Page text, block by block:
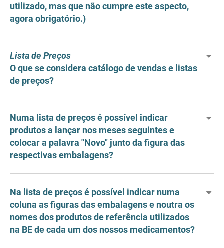
utilizado, mas que não cumpre este aspecto,
agora obrigatório.)
Lista de Preços
O que se considera catálogo de vendas e listas
de preços?
Numa lista de preços é possível indicar
produtos a lançar nos meses seguintes e
colocar a palavra "Novo" junto da figura das
respectivas embalagens?
Na lista de preços é possível indicar numa
coluna as figuras das embalagens e noutra os
nomes dos produtos de referência utilizados
na BE de cada um dos nossos medicamentos?